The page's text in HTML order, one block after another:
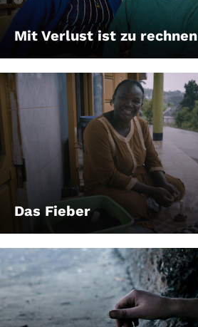
Mit Verlust ist zu rechnen
Das Fieber